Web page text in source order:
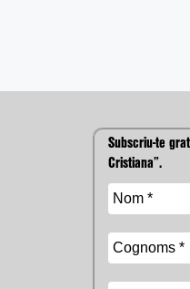
Subscriu-te
Cristiana”.